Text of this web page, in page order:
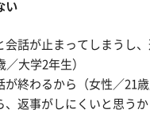
い
会話が止まってしまうし
／大学2年生）
が終わるから（女性／21歳
、返事がしにくいと思う